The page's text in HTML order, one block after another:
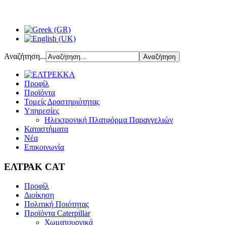
Αναζήτηση...
Προφίλ
Προϊόντα
Τομείς Δραστηριότητας
Υπηρεσίες
Ηλεκτρονική Πλατφόρμα Παραγγελιών
Καταστήματα
Νέα
Επικοινωνία
ΕΛΤΡΑΚ CAT
Προφίλ
Διοίκηση
Πολιτική Ποιότητας
Προϊόντα Caterpillar
Χωματουργικά